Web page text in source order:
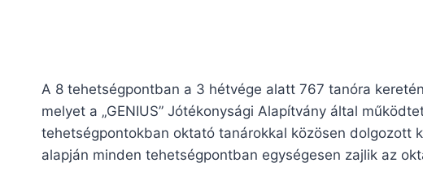
A 8 tehetségpontban a 3 hétvége alatt 767 tanóra
melyet a „GENIUS” Jótékonysági Alapítvány által
tehetségpontokban oktató tanárokkal közösen dolgozott
alapján minden tehetségpontban egységesen zajlik az